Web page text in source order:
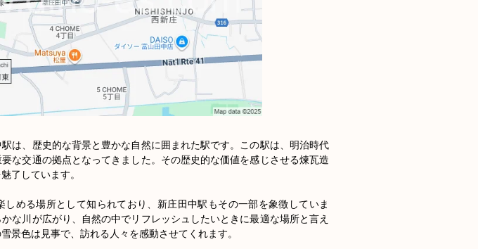
は、歴史的な背景と豊かな自然に囲まれた駅です。この駅は、明治時代
な交通の拠点となってきました。その歴史的な価値を感じさせる煉瓦造
了しています。
める場所として知られており、新庄田中駅もその一部を象徴していま
な川が広がり、自然の中でリフレッシュしたいときに最適な場所と言え
景色は見事で、訪れる人々を感動させてくれます。